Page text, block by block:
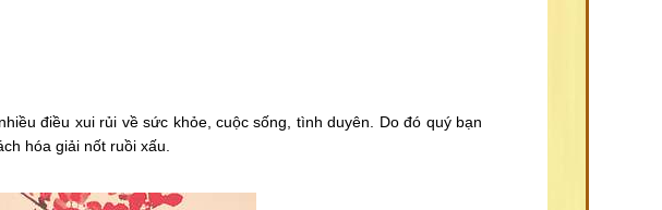
điều xui rủi về sức khỏe, cuộc sống, tình duyên. Do đó quý bạn
hóa giải nốt ruồi xấu.